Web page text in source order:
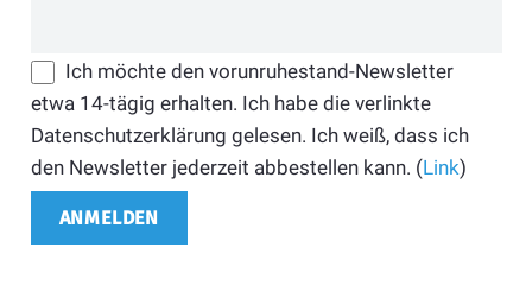
Ich möchte den vorunruhestand-Newsletter
etwa 14-tägig erhalten. Ich habe die verlinkte
Datenschutzerklärung gelesen. Ich weiß, dass ich
den Newsletter jederzeit abbestellen kann. (Link)